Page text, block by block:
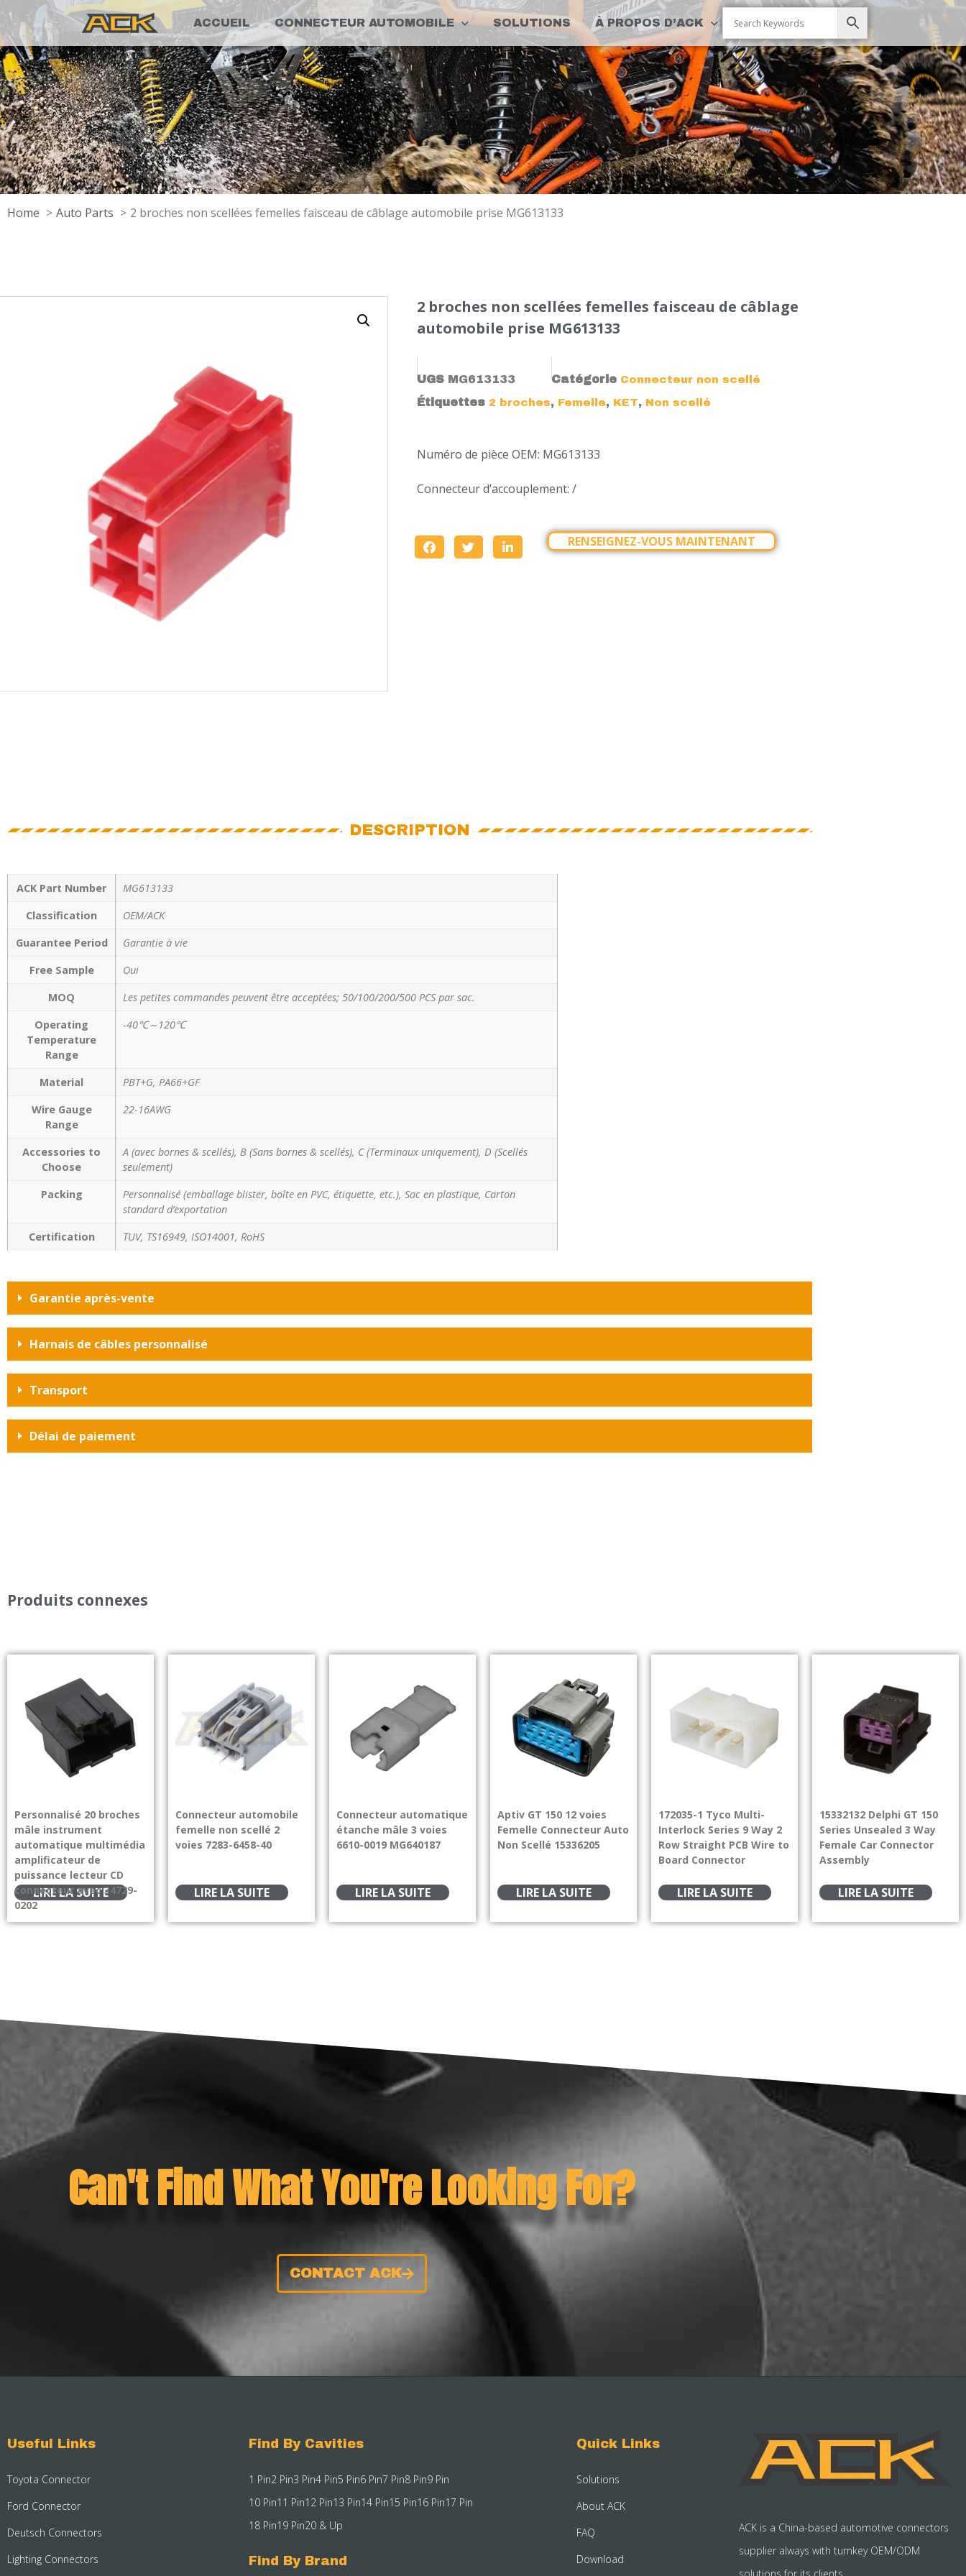
ACCUEIL CONNECTEUR AUTOMOBILE SOLUTIONS À PROPOS D’ACK
Home Auto Parts 2 broches non scellées femelles faisceau de câblage automobile prise MG613133
2 broches non scellées femelles faisceau de câblage
automobile prise MG613133
UGS MG613133 Catégorie Connecteur non scellé
Étiquettes 2 broches, Femelle, KET, Non scellé
Numéro de pièce OEM: MG613133
Connecteur d’accouplement: /
RENSEIGNEZ-VOUS MAINTENANT
DESCRIPTION
ACK Part Number
MG613133
Classification
OEM/ACK
Guarantee Period
Garantie à vie
Free Sample
Oui
MOQ
Les petites commandes peuvent être acceptées; 50/100/200/500 PCS par sac.
Operating
Temperature
Range
-40℃～120℃
Material
PBT+G, PA66+GF
Wire Gauge
Range
22-16AWG
Accessories to
Choose
A (avec bornes & scellés), B (Sans bornes & scellés), C (Terminaux uniquement), D (Scellés
seulement)
Packing
Personnalisé (emballage blister, boîte en PVC, étiquette, etc.), Sac en plastique, Carton
standard d’exportation
Certification
TUV, TS16949, ISO14001, RoHS
Garantie après-vente
Harnais de câbles personnalisé
Transport
Délai de paiement
Produits connexes
Personnalisé 20 broches
mâle instrument
automatique multimédia
amplificateur de
puissance lecteur CD
connecteur avec 34729-
0202
LIRE LA SUITE
Connecteur automobile
femelle non scellé 2
voies 7283-6458-40
LIRE LA SUITE
Connecteur automatique
étanche mâle 3 voies
6610-0019 MG640187
LIRE LA SUITE
Aptiv GT 150 12 voies
Femelle Connecteur Auto
Non Scellé 15336205
LIRE LA SUITE
172035-1 Tyco Multi-
Interlock Series 9 Way 2
Row Straight PCB Wire to
Board Connector
LIRE LA SUITE
15332132 Delphi GT 150
Series Unsealed 3 Way
Female Car Connector
Assembly
LIRE LA SUITE
Can't Find What You're Looking For?
CONTACT ACK
Useful Links
Toyota Connector
Ford Connector
Deutsch Connectors
Lighting Connectors
Find By Cavities
1 Pin2 Pin3 Pin4 Pin5 Pin6 Pin7 Pin8 Pin9 Pin
10 Pin11 Pin12 Pin13 Pin14 Pin15 Pin16 Pin17 Pin
18 Pin19 Pin20 & Up
Find By Brand
Quick Links
Solutions
About ACK
FAQ
Download
ACK is a China-based automotive connectors
supplier always with turnkey OEM/ODM